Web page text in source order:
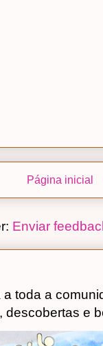
Página inicial
Enviar
toda a
e